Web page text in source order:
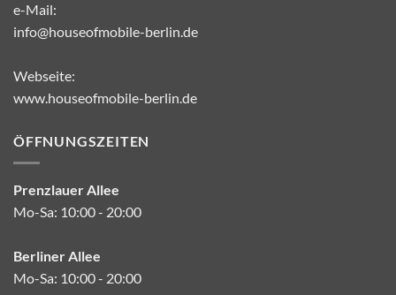
e-Mail:
info@houseofmobile-berlin.de
Webseite:
www.houseofmobile-berlin.de
ÖFFNUNGSZEITEN
Prenzlauer Allee
Mo-Sa: 10:00 - 20:00
Berliner Allee
Mo-Sa: 10:00 - 20:00